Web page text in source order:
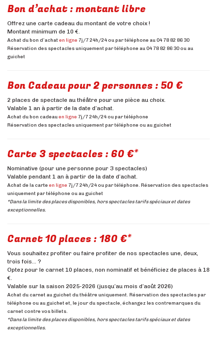
Bon d’achat : montant libre
Offrez une carte cadeau du montant de votre choix !
Montant minimum de 10 €.
Achat du bon d’achaten ligne 7j/7 24h/24 ou par téléphone au 04 78 82 86 30
Réservation des spectacles uniquement par téléphone au 04 78 82 86 30 ou au
guichet
Bon Cadeau pour 2 personnes : 50 €
2 places de spectacle au théâtre pour une pièce au choix.
Valable 1 an à partir de la date d’achat.
Achat du bon cadeauen ligne 7j/7 24h/24 ou par téléphone
Réservation des spectacles uniquement par téléphone ou au guichet
Carte 3 spectacles : 60 €*
Nominative (pour une personne pour 3 spectacles)
Valable pendant 1 an à partir de la date d’achat.
Achat de la carte en ligne 7j/7 24h/24 ou par téléphone. Réservation des spectacles
uniquement par téléphone ou au guichet
*Dans la limite des places disponibles, hors spectacles tarifs spéciaux et dates
exceptionnelles.
Carnet 10 places : 180 €*
Vous souhaitez profiter ou faire profiter de nos spectacles une, deux,
trois fois… ?
Optez pour le carnet 10 places, non nominatif et bénéficiez de places à 18
€.
Valable sur la saison 2025-2026 (jusqu’au mois d’août 2026)
Achat du carnet au guichet du théâtre uniquement. Réservation des spectacles par
téléphone ou au guichet et, le jour du spectacle, échangez les contremarques du
carnet contre vos billets.
*Dans la limite des places disponibles, hors spectacles tarifs spéciaux et dates
exceptionnelles.